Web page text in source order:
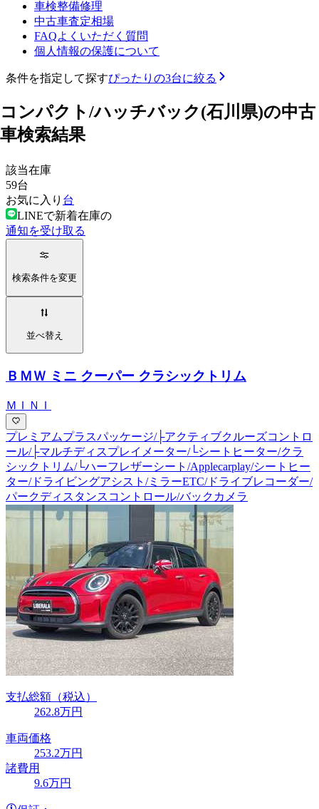
車検整備修理
中古車査定相場
FAQよくいただく質問
個人情報の保護について
条件を指定して探すぴったりの3台に絞る
コンパクト/ハッチバック(石川県)の中古
車検索結果
該当在庫
59台
お気に入り 台
LINEで新着在庫の
通知を受け取る
検索条件を変更
並べ替え
ＢＭＷ ミニ クーパー クラシックトリム
ＭＩＮＩ
プレミアムプラスパッケージ/├アクティブクルーズコントロ
ール/├マルチディスプレイメーター/└シートヒーター/クラ
シックトリム/└ハーフレザーシート/Applecarplay/シートヒー
ター/ドライビングアシスト/ミラーETC/ドライブレコーダー/
パークディスタンスコントロール/バックカメラ
支払総額 （税込）
262.8万円
車両価格
253.2万円
諸費用
9.6万円